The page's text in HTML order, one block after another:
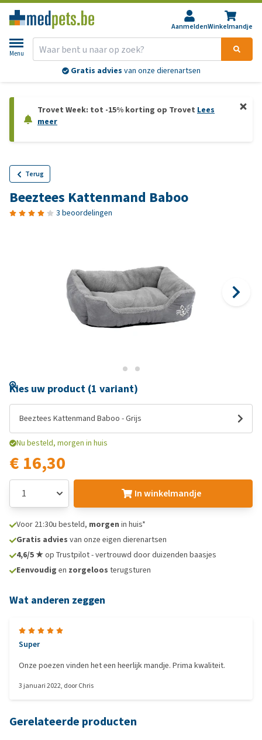
AanmeldenWinkelmandje
Menu
Gratis advies van onze dierenartsen
Trovet Week: tot -15% korting op Trovet Lees
meer
Terug
Beeztees Kattenmand Baboo
3 beoordelingen
Kies uw product (1 variant)
Beeztees Kattenmand Baboo - Grijs
Nu besteld, morgen in huis
€ 16,30
In winkelmandje
Voor 21:30u besteld, morgen in huis*
Gratis advies van onze eigen dierenartsen
4,6/5 ★op Trustpilot - vertrouwd door duizenden baasjes
Eenvoudig en zorgeloos terugsturen
Wat anderen zeggen
Super
Onze poezen vinden het een heerlijk mandje. Prima kwaliteit.
3 januari 2022, doorChris
Gerelateerde producten